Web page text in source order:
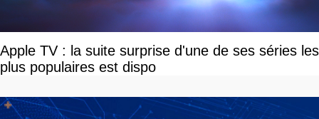
Apple TV : la suite surprise d'une de ses séries les
plus populaires est dispo